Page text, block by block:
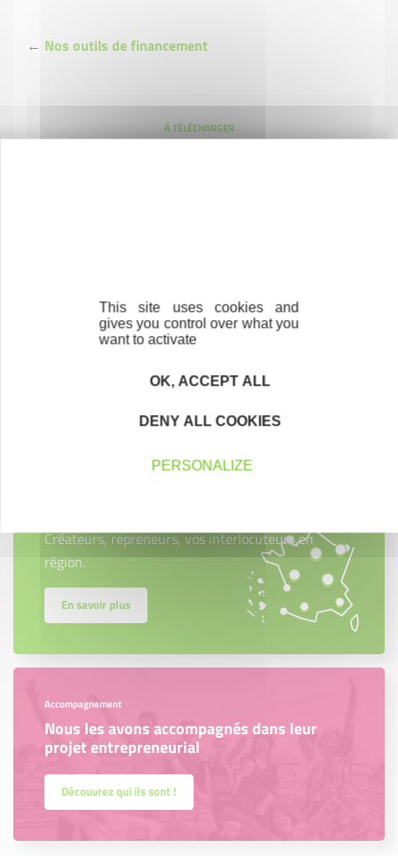
← Nos outils de financement
À TÉLÉCHARGER
Mémento prêt d'honneur Création-
Cliquez ici
Créateurs, repreneurs, vos interlocuteurs en
région.
En savoir plus
Accompagnement
Nous les avons accompagnés dans leur
projet entrepreneurial
Découvrez qui ils sont !
This site uses cookies and
gives you control over what you
want to activate
OK, ACCEPT ALL
DENY ALL COOKIES
PERSONALIZE